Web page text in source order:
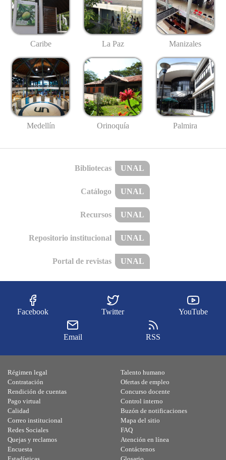
Caribe La Paz Manizales
Medellín Orinoquía Palmira
Bibliotecas UNAL
Catálogo UNAL
Recursos UNAL
Repositorio institucional UNAL
Portal de revistas UNAL
Facebook Twitter YouTube
Email RSS
Régimen legal
Contratación
Rendición de cuentas
Pago virtual
Calidad
Talento humano
Ofertas de empleo
Concurso docente
Control interno
Buzón de notificaciones
Correo institucional
Redes Sociales
Quejas y reclamos
Encuesta
Mapa del sitio
FAQ
Atención en línea
Contáctenos